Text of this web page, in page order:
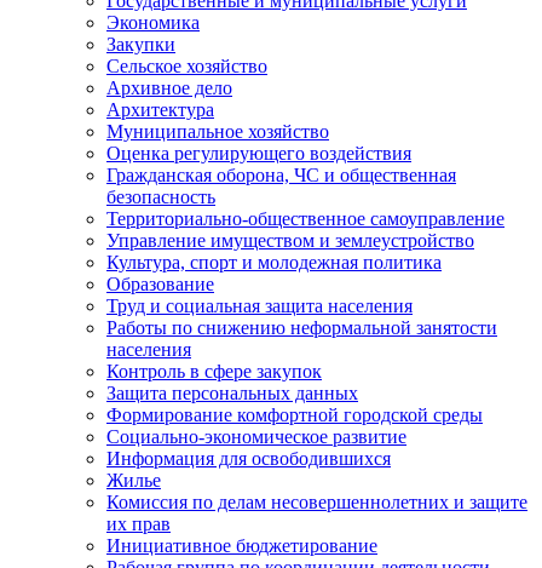
Экономика
Закупки
Сельское хозяйство
Архивное дело
Архитектура
Муниципальное хозяйство
Оценка регулирующего воздействия
Гражданская оборона, ЧС и общественная
безопасность
Территориально-общественное самоуправление
Управление имуществом и землеустройство
Культура, спорт и молодежная политика
Образование
Труд и социальная защита населения
Работы по снижению неформальной занятости
населения
Контроль в сфере закупок
Защита персональных данных
Формирование комфортной городской среды
Социально-экономическое развитие
Информация для освободившихся
Жилье
Комиссия по делам несовершеннолетних и защите
их прав
Инициативное бюджетирование